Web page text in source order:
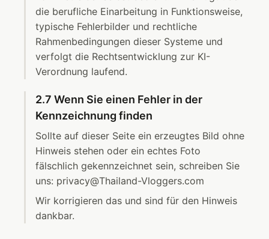
die berufliche Einarbeitung in Funktionsweise,
typische Fehlerbilder und rechtliche
Rahmenbedingungen dieser Systeme und
verfolgt die Rechtsentwicklung zur KI-
Verordnung laufend.
2.7 Wenn Sie einen Fehler in der
Kennzeichnung finden
Sollte auf dieser Seite ein erzeugtes Bild ohne
Hinweis stehen oder ein echtes Foto
fälschlich gekennzeichnet sein, schreiben Sie
uns: privacy@Thailand-Vloggers.com
Wir korrigieren das und sind für den Hinweis
dankbar.